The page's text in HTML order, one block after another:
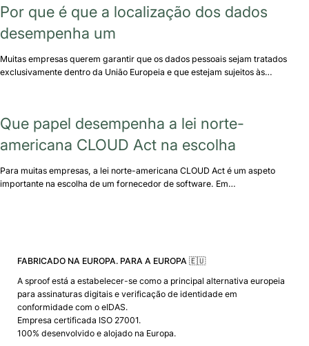
Por que é que a localização dos dados
desempenha um
Muitas empresas querem garantir que os dados pessoais sejam tratados
exclusivamente dentro da União Europeia e que estejam sujeitos às…
Que papel desempenha a lei norte-
americana CLOUD Act na escolha
Para muitas empresas, a lei norte-americana CLOUD Act é um aspeto
importante na escolha de um fornecedor de software. Em…
FABRICADO NA EUROPA. PARA A EUROPA 🇪🇺
A sproof está a estabelecer-se como a principal alternativa europeia
para assinaturas digitais e verificação de identidade em
conformidade com o eIDAS.
Empresa certificada ISO 27001.
100% desenvolvido e alojado na Europa.